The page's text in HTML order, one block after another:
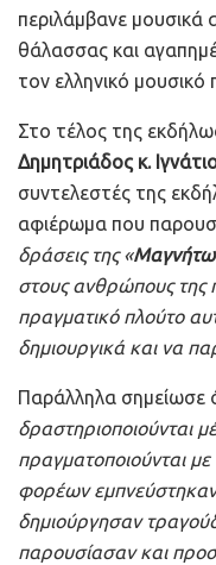
περιλάμβανε
θάλασσας και
τον ελληνικό μουσικό
Στο τέλος της
Δημητριάδος κ.
συντελεστές της
αφιέρωμα που
δράσεις της «
στους ανθρώπους της
πραγματικό πλούτο
δημιουργικά και να
Παράλληλα σημείωσε
δραστηριοποιούνται
πραγματοποιούνται
φορέων
δημιούργησαν
παρουσίασαν και